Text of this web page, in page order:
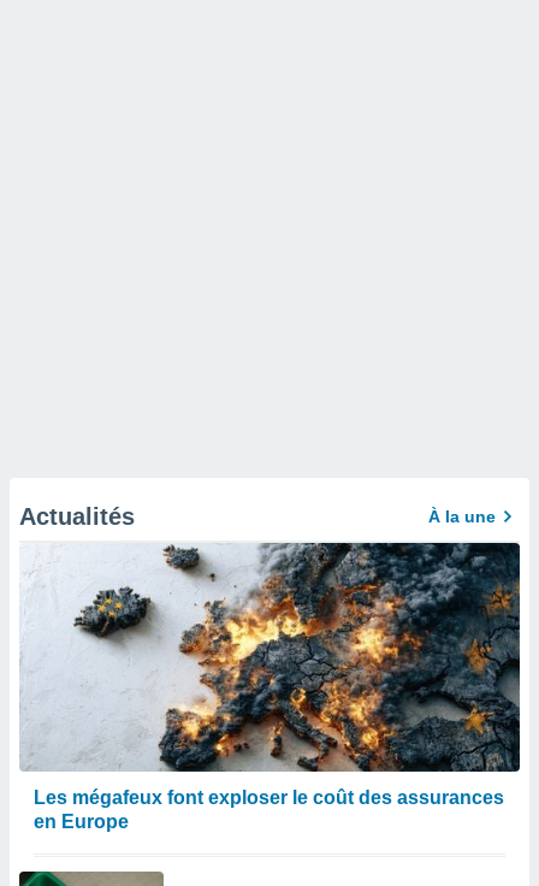
Actualités À la une
Les mégafeux font exploser le coût des assurances
en Europe